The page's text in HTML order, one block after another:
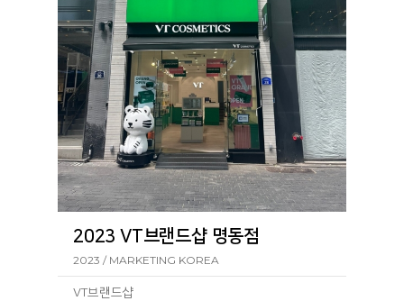
서울 중구 장충단로 257-1 VT코스메틱 동대문
점257-1
ㆍVT코스메틱 월드점
서울 중구 명동4길 40 VT코스메틱 월드점40
ㆍVT코스메틱 명동5호점
서울 중구 남대문로 66-1 1층 1호 VT코스메틱
명동5호점66-1
2023 VT브랜드샵 명동점
2023 / MARKETING KOREA
VT브랜드샵